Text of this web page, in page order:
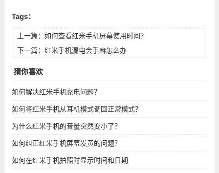
Tags：
上一篇： 如何查看红米手机屏幕使用时间？
下一篇： 红米手机漏电会手麻怎么办
猜你喜欢
如何解决红米手机充电问题？
如何将红米手机从耳机模式调回正常模式？
为什么红米手机的音量突然变小了？
如何纠正红米手机屏幕发黄的问题？
如何在红米手机拍照时显示时间和日期